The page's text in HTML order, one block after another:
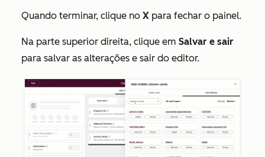
Quando terminar, clique no X para fechar o painel.
Na parte superior direita, clique em Salvar e sair
para salvar as alterações e sair do editor.